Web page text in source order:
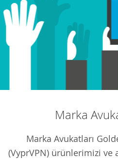
Marka
Marka Avukatları
(VyprVPN) ürünlerimizi ve